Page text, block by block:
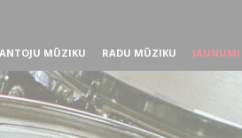
MŪZIKU RADU MŪZIKU JAUNUMI